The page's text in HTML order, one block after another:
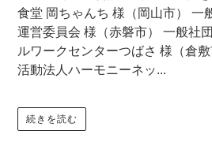
食堂 岡ちゃんち 様（岡山市） 一
運営委員会 様（赤磐市） 一般社
ルワークセンターつばさ 様（倉
活動法人ハーモニーネッ...
続きを読む